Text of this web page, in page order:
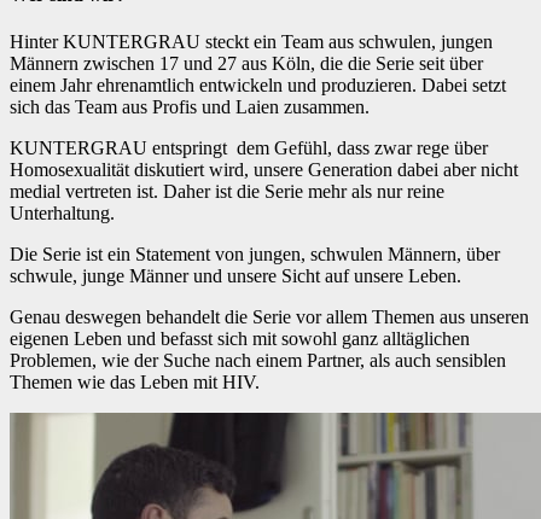
Hinter KUNTERGRAU steckt ein Team aus schwulen, jungen
Männern zwischen 17 und 27 aus Köln, die die Serie seit über
einem Jahr ehrenamtlich entwickeln und produzieren. Dabei setzt
sich das Team aus Profis und Laien zusammen.
KUNTERGRAU entspringt dem Gefühl, dass zwar rege über
Homosexualität diskutiert wird, unsere Generation dabei aber nicht
medial vertreten ist. Daher ist die Serie mehr als nur reine
Unterhaltung.
Die Serie ist ein Statement von jungen, schwulen Männern, über
schwule, junge Männer und unsere Sicht auf unsere Leben.
Genau deswegen behandelt die Serie vor allem Themen aus unseren
eigenen Leben und befasst sich mit sowohl ganz alltäglichen
Problemen, wie der Suche nach einem Partner, als auch sensiblen
Themen wie das Leben mit HIV.